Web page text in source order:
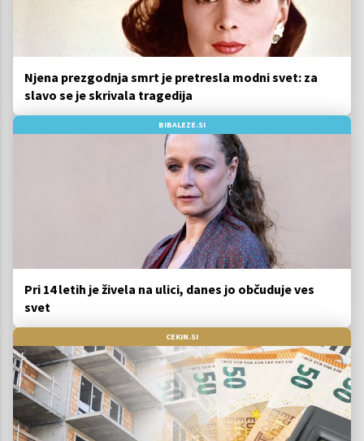
Njena prezgodnja smrt je pretresla modni svet: za
slavo se je skrivala tragedija
BIBALEZE.SI
Pri 14 letih je živela na ulici, danes jo občuduje ves
svet
CEKIN.SI